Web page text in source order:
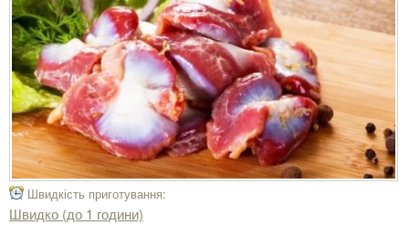
Швидкість приготування:
Швидко (до 1 години)